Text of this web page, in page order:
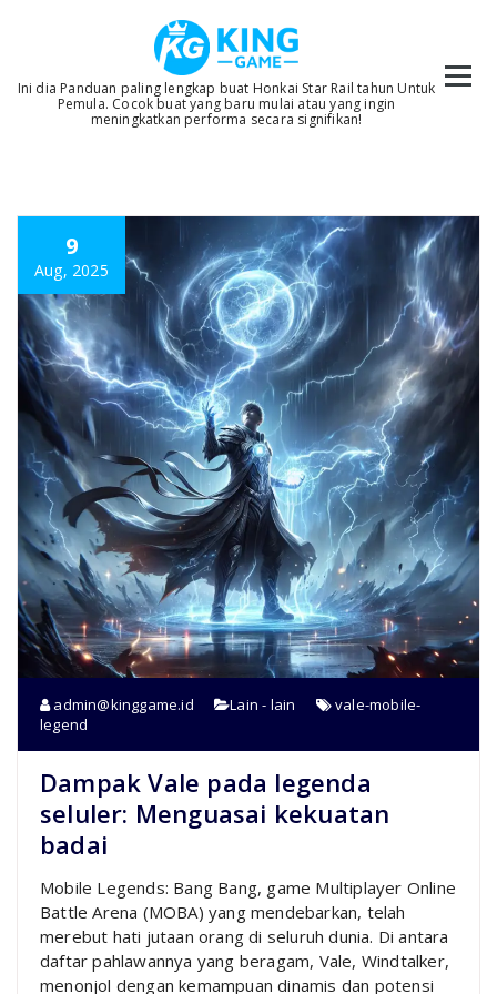
Ini dia Panduan paling lengkap buat Honkai Star Rail tahun Untuk
Pemula. Cocok buat yang baru mulai atau yang ingin
meningkatkan performa secara signifikan!
9
Aug, 2025
admin@kinggame.id Lain - lain
vale-mobile-
legend
Dampak Vale pada legenda
seluler: Menguasai kekuatan
badai
Mobile Legends: Bang Bang, game Multiplayer Online
Battle Arena (MOBA) yang mendebarkan, telah
merebut hati jutaan orang di seluruh dunia. Di antara
daftar pahlawannya yang beragam, Vale, Windtalker,
menonjol dengan kemampuan dinamis dan potensi